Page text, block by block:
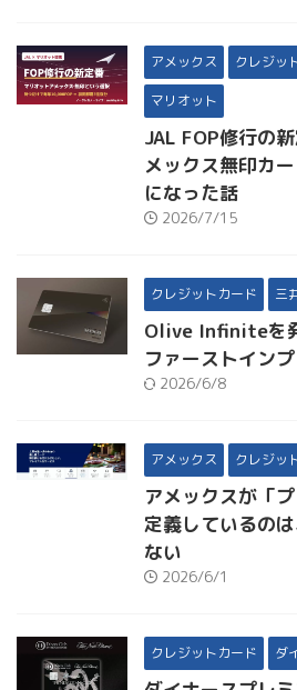
アメックス クレジッ
マリオット
JAL FOP修行の
メックス無印カ
になった話
2026/7/15
クレジットカード 三
Olive Infiniteを
ファーストイン
2026/6/8
アメックス クレジッ
アメックスが「
定義しているの
ない
2026/6/1
クレジットカード ダ